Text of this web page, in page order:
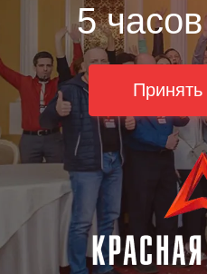
5
Принять